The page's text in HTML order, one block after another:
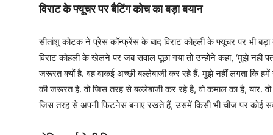
विराट के फ्यूचर पर बैटिंग कोच का बड़ा बयान
सीतांशु कोटक ने प्रेस कॉन्फ्रेंस के बाद विराट कोहली के फ्यूचर पर भी बड़ा
विराट कोहली के खेलने पर जब सवाल पूछा गया तो उन्होंने कहा, ‘मुझे नहीं
जरूरत क्यों है. वह वाकई अच्छी बल्लेबाजी कर रहे हैं. मुझे नहीं लगता कि
की जरूरत है. वो जिस तरह से बल्लेबाजी कर रहे है, वो कमाल का है, यार.
जिस तरह से अपनी फिटनेस बनाए रखते हैं, उसमें किसी भी चीज पर कोई